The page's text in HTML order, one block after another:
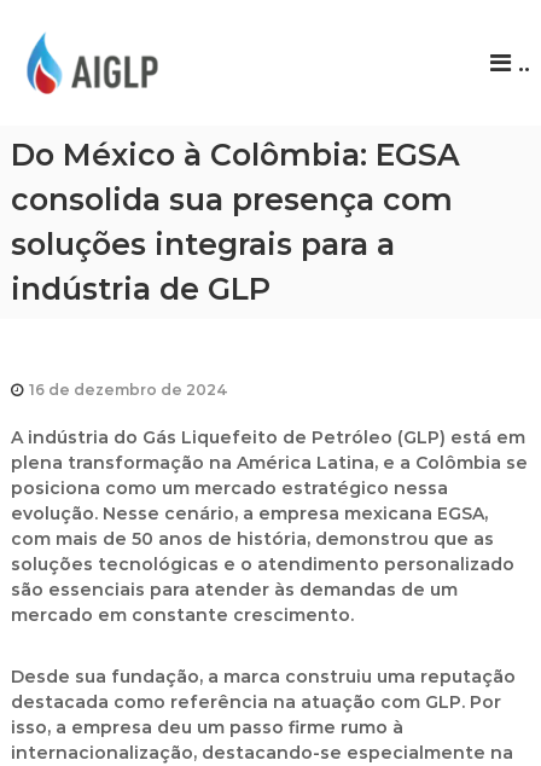
P
..
Do México à Colômbia: EGSA
consolida sua presença com
soluções integrais para a
indústria de GLP
16 de dezembro de 2024
A indústria do Gás Liquefeito de Petróleo (GLP) está em
plena transformação na América Latina, e a Colômbia se
posiciona como um mercado estratégico nessa
evolução. Nesse cenário, a empresa mexicana EGSA,
com mais de 50 anos de história, demonstrou que as
soluções tecnológicas e o atendimento personalizado
são essenciais para atender às demandas de um
mercado em constante crescimento.
Desde sua fundação, a marca construiu uma reputação
destacada como referência na atuação com GLP. Por
isso, a empresa deu um passo firme rumo à
internacionalização, destacando-se especialmente na